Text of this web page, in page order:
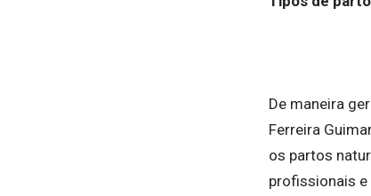
De maneira
Ferreira
os partos
profissionais